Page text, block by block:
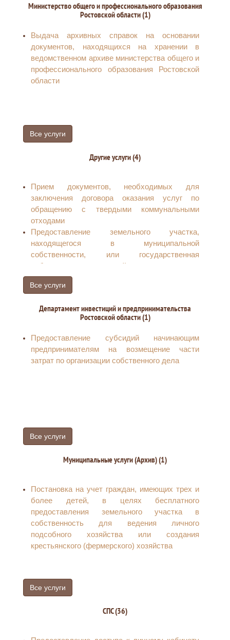
природного и техногенного характера
Министерство общего и профессионального образования
Ростовской области (1)
Выдача архивных справок на основании
документов, находящихся на хранении в
ведомственном архиве министерства общего и
профессионального образования Ростовской
области
Все услуги
Другие услуги (4)
Прием документов, необходимых для
заключения договора оказания услуг по
обращению с твердыми коммунальными
отходами
Предоставление земельного участка,
находящегося в муниципальной
собственности, или государственная
собственность на который не разграничена, на
торгах
Прием документов, необходимых для
присоединении энергопринимающих устройств
потребителей электрической энергии,
объектов по производству электрической
энергии, а также объектов электросетевого
хозяйства, принадлежащих сетевым
организациям и иным лицам, максимальная
технологическом присоединении
энергопринимающих устройств потребителей
электрической энергии, объектов по
принадлежащих сетевым организациям и иным
лицам, максимальная мощность которых
составляет до 15 кВт, а напряжение до 20 Вт
включительно к электрическим сетям
Все услуги
Департамент инвестиций и предпринимательства
Ростовской области (1)
Предоставление субсидий начинающим
предпринимателям на возмещение части
затрат по организации собственного дела
Все услуги
Муниципальные услуги (Архив) (1)
Постановка на учет граждан, имеющих трех и
более детей, в целях бесплатного
предоставления земельного участка в
собственность для ведения личного
подсобного хозяйства или создания
крестьянского (фермерского) хозяйства
Все услуги
СПС (36)